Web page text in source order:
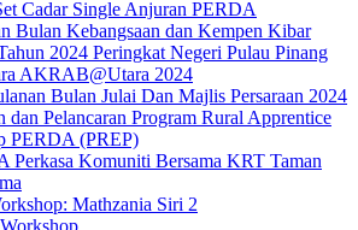
Cadar Single Anjuran PERDA
Bulan Kebangsaan dan Kempen Kibar
2024 Peringkat Negeri Pulau Pinang
AKRAB@Utara 2024
Bulan Julai Dan Majlis Persaraan 2024
dan Pelancaran Program Rural Apprentice
PERDA (PREP)
Perkasa Komuniti Bersama KRT Taman
Mathzania Siri 2